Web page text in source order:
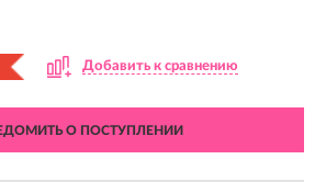
Добавить к сравнению
О ПОСТУПЛЕНИИ